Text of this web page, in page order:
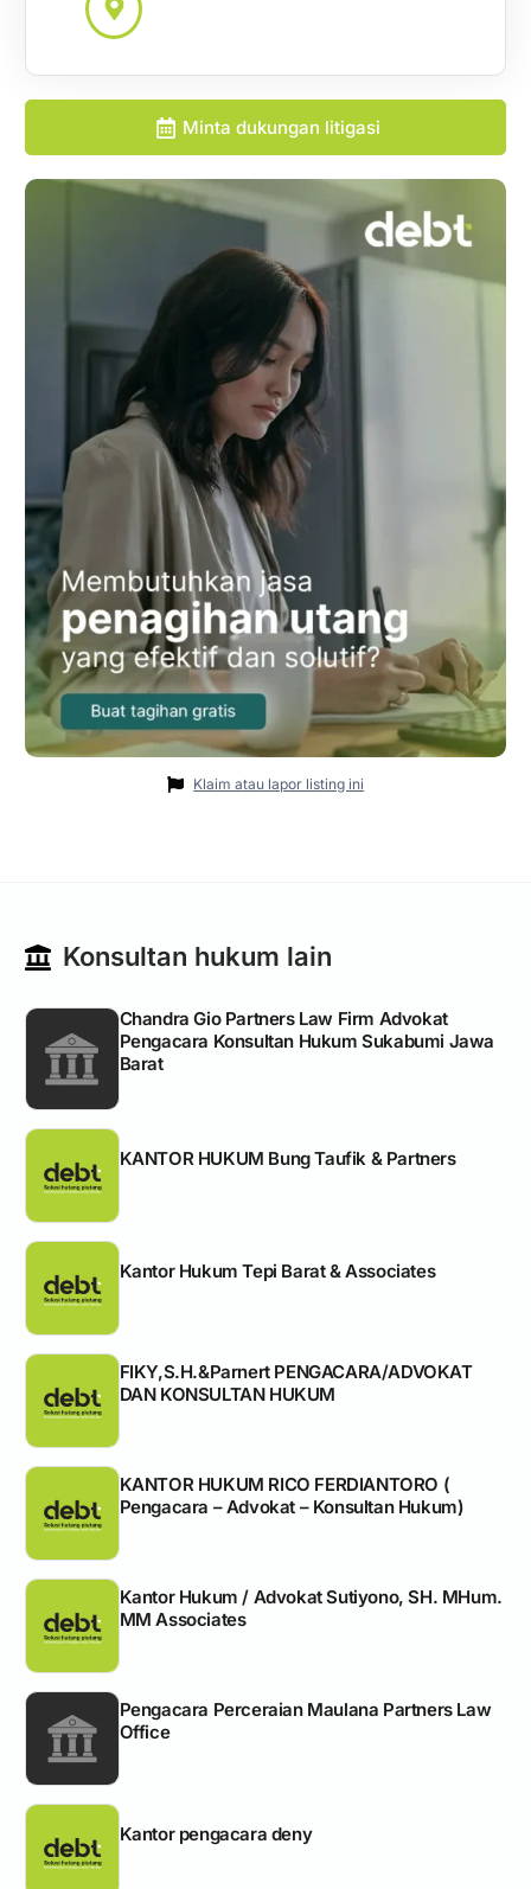
Minta dukungan litigasi
Klaim atau lapor listing ini
Konsultan hukum lain
Chandra Gio Partners Law Firm Advokat
Pengacara Konsultan Hukum Sukabumi Jawa
Barat
KANTOR HUKUM Bung Taufik & Partners
Kantor Hukum Tepi Barat & Associates
FIKY,S.H.&Parnert PENGACARA/ADVOKAT
DAN KONSULTAN HUKUM
KANTOR HUKUM RICO FERDIANTORO (
Pengacara – Advokat – Konsultan Hukum)
Kantor Hukum / Advokat Sutiyono, SH. MHum.
MM Associates
Pengacara Perceraian Maulana Partners Law
Office
Kantor pengacara deny